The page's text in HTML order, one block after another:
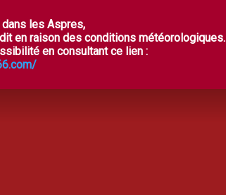
OÙ DORMIR ?
les Aspres,
en raison des conditions météorologiques.
en consultant ce lien :